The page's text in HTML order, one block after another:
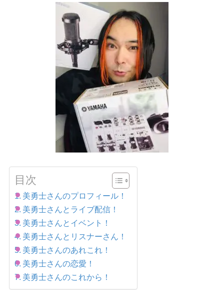
目次
美勇士さんのプロフィール！
美勇士さんとライブ配信！
美勇士さんとイベント！
美勇士さんとリスナーさん！
美勇士さんのあれこれ！
美勇士さんの恋愛！
美勇士さんのこれから！